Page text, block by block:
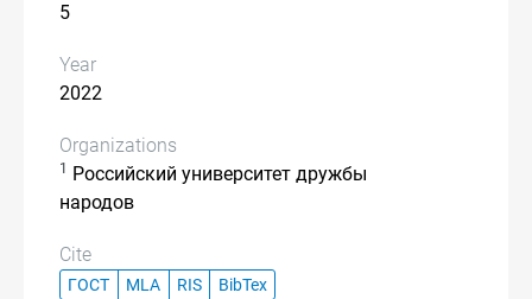
5
Year
2022
Organizations
1
Российский университет дружбы
народов
Cite
ГОСТ MLA RIS BibTex